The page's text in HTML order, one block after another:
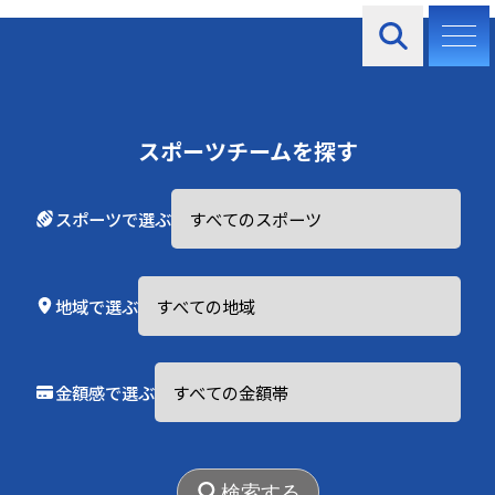
スポーツチームを探す
スポーツで選ぶ
地域で選ぶ
金額感で選ぶ
お知らせ
2025.10.24
2025.10.24
ヴォスクオーレ仙台 ユニフォームパートナー